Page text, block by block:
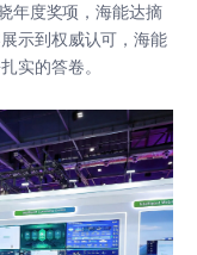
年度奖项，海能达摘
示到权威认可，海能
实的答卷。